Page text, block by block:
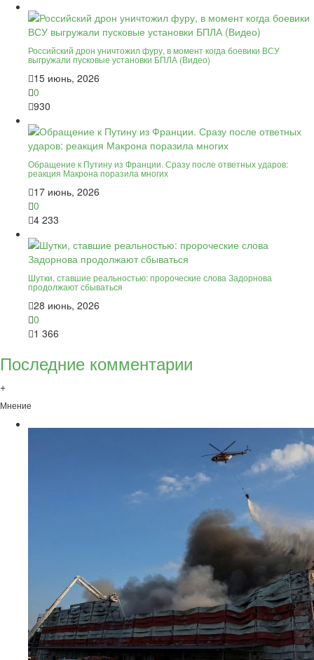
Российский дрон уничтожил фуру, в момент когда боевики ВСУ
выгружали пусковые установки БПЛА (Видео)
15 июнь, 2026
0
930
Обращение к Путину из Франции. Сразу после ответных ударов:
реакция Макрона поразила многих
17 июнь, 2026
0
4 233
Шутки, ставшие реальностью: пророческие слова Задорнова
продолжают сбываться
28 июнь, 2026
0
1 366
Последние комментарии
+
Мнение